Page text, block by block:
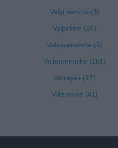
Valgrisenche (5)
Valpelline (10)
Valsavarenche (6)
Valtournenche (161)
Verrayes (27)
Villeneuve (41)